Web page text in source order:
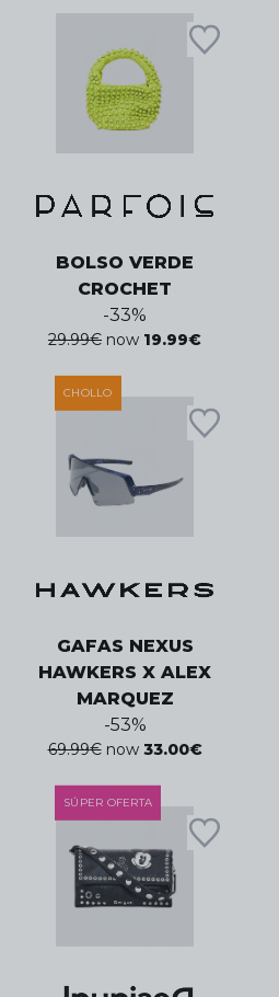
BOLSO VERDE
CROCHET
-33%
29.99€ now 19.99€
CHOLLO
GAFAS NEXUS
HAWKERS X ALEX
MARQUEZ
-53%
69.99€ now 33.00€
SÚPER OFERTA